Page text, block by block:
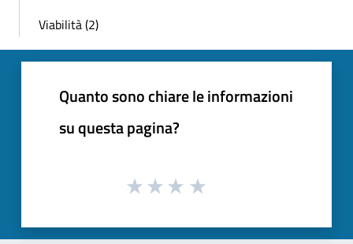
Viabilità (2)
Quanto sono chiare le informazioni
su questa pagina?